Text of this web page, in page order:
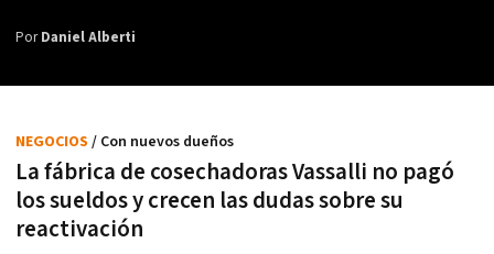
PorDaniel Alberti
La fábrica de cosechadoras Vassalli no pagó
los sueldos y crecen las dudas sobre su
reactivación
NEGOCIOS / Con nuevos dueños